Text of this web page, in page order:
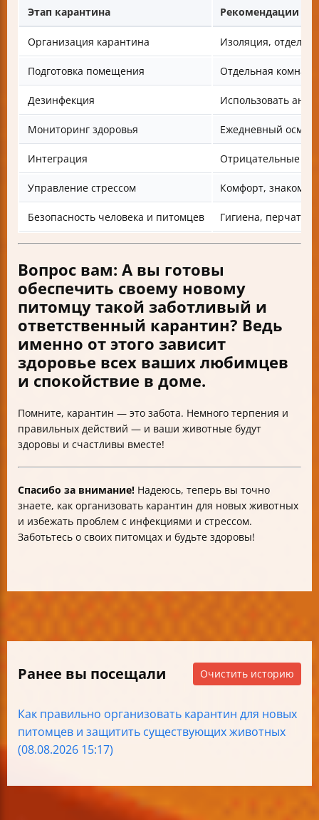
Этап карантина Рекомендации
Организация карантина Изоляция,
Подготовка помещения Отдельная
Дезинфекция Использовать
Мониторинг здоровья Ежедневный
Интеграция Отрицательные
Управление стрессом Комфорт,
Безопасность человека и питомцев Гигиена,
Вопрос вам: А вы готовы
обеспечить своему новому
питомцу такой заботливый и
ответственный карантин? Ведь
именно от этого зависит
здоровье всех ваших любимцев
и спокойствие в доме.
Помните, карантин — это забота. Немного терпения и
правильных действий — и ваши животные будут
здоровы и счастливы вместе!
Спасибо за внимание! Надеюсь, теперь вы точно
знаете, как организовать карантин для новых животных
и избежать проблем с инфекциями и стрессом.
Заботьтесь о своих питомцах и будьте здоровы!
Ранее вы посещали Очистить историю
Как правильно организовать карантин для новых
питомцев и защитить существующих животных
(08.08.2026 15:17)